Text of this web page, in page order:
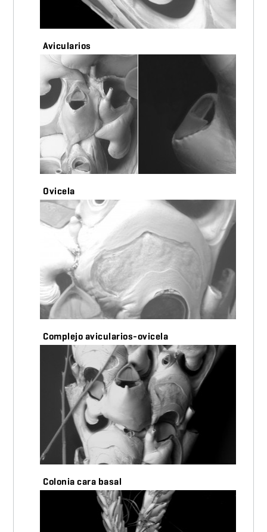
Avicularios
Ovicela
Complejo avicularios-ovicela
Colonia cara basal